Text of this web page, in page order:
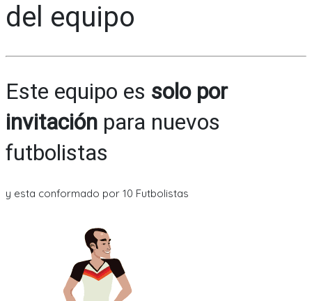
del equipo
Este equipo es solo por
invitación para nuevos
futbolistas
y esta conformado por 10 Futbolistas